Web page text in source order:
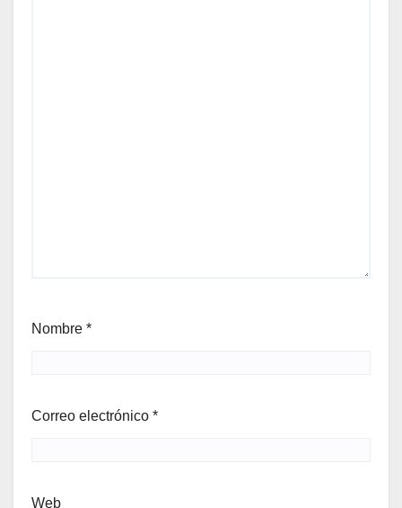
Nombre *
Correo electrónico *
Web